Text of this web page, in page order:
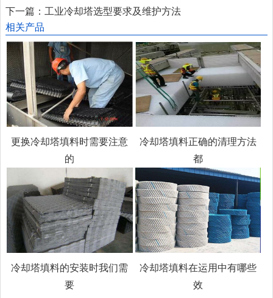
下一篇： 工业冷却塔选型要求及维护方法
相关产品
更换冷却塔填料时需要注意
的
冷却塔填料正确的清理方法
都
冷却塔填料的安装时我们需
要
冷却塔填料在运用中有哪些
效